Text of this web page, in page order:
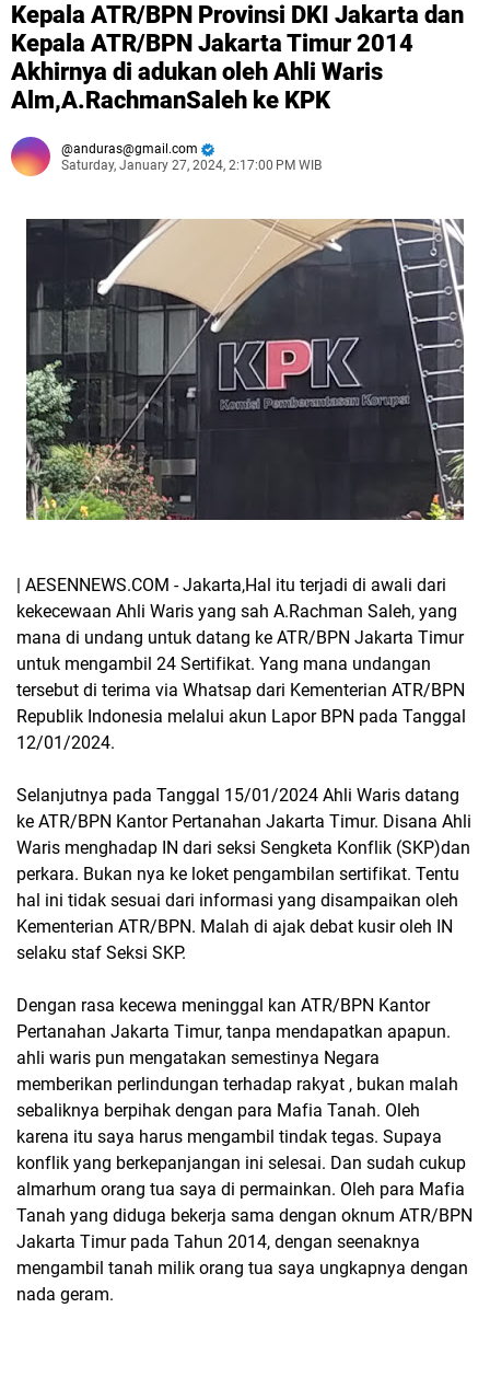
Kepala ATR/BPN Provinsi DKI Jakarta dan
Kepala ATR/BPN Jakarta Timur 2014
Akhirnya di adukan oleh Ahli Waris
Alm,A.RachmanSaleh ke KPK
anduras@gmail.com
Saturday, January 27, 2024, 2:17:00 PM WIB
| AESENNEWS.COM - Jakarta,Hal itu terjadi di awali dari
kekecewaan Ahli Waris yang sah A.Rachman Saleh, yang
mana di undang untuk datang ke ATR/BPN Jakarta Timur
untuk mengambil 24 Sertifikat. Yang mana undangan
tersebut di terima via Whatsap dari Kementerian ATR/BPN
Republik Indonesia melalui akun Lapor BPN pada Tanggal
12/01/2024.
Selanjutnya pada Tanggal 15/01/2024 Ahli Waris datang
ke ATR/BPN Kantor Pertanahan Jakarta Timur. Disana Ahli
Waris menghadap IN dari seksi Sengketa Konflik (SKP)dan
perkara. Bukan nya ke loket pengambilan sertifikat. Tentu
hal ini tidak sesuai dari informasi yang disampaikan oleh
Kementerian ATR/BPN. Malah di ajak debat kusir oleh IN
selaku staf Seksi SKP.
Dengan rasa kecewa meninggal kan ATR/BPN Kantor
Pertanahan Jakarta Timur, tanpa mendapatkan apapun.
ahli waris pun mengatakan semestinya Negara
memberikan perlindungan terhadap rakyat , bukan malah
sebaliknya berpihak dengan para Mafia Tanah. Oleh
karena itu saya harus mengambil tindak tegas. Supaya
konflik yang berkepanjangan ini selesai. Dan sudah cukup
almarhum orang tua saya di permainkan. Oleh para Mafia
Tanah yang diduga bekerja sama dengan oknum ATR/BPN
Jakarta Timur pada Tahun 2014, dengan seenaknya
mengambil tanah milik orang tua saya ungkapnya dengan
nada geram.